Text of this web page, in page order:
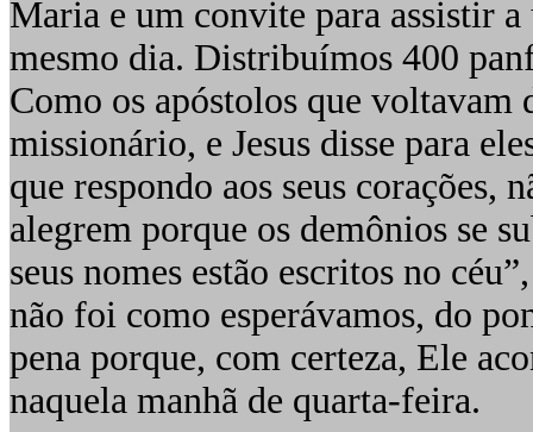
Maria e um convite para assistir
mesmo dia. Distribuímos 400
Como os apóstolos que voltavam
missionário, e Jesus disse para
que respondo aos seus corações,
alegrem porque os demônios se
seus nomes estão escritos no
não foi como esperávamos, do
pena porque, com certeza, Ele
naquela manhã de quarta-feira.